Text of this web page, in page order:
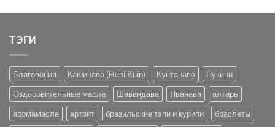
690 ₽.
ТЭГИ
Благовония Кашинава (Huni Kuin) Кунтанава
Нукини
Оздоровительные масла
Шавандава Яванава
алтарь
аромамасла
артрит бразильские тэпи и курипи
браслеты